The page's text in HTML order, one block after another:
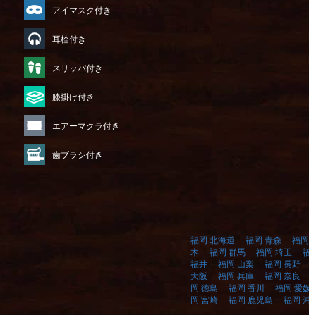
アイマスク付き
耳栓付き
スリッパ付き
膝掛け付き
エアーマクラ付き
歯ブラシ付き
福岡 北海道 福岡 青森
福
木
福岡 群馬 福岡 埼玉
福井
福岡 山梨
福岡 長野
大阪
福岡 兵庫
福岡 奈良
岡 徳島
福岡 香川
福岡 愛
岡 宮崎
福岡 鹿児島 福岡